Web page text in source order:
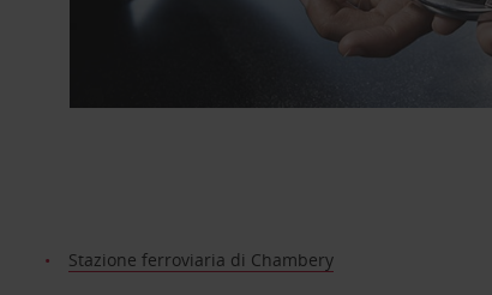
Stazione ferroviaria di Chambery